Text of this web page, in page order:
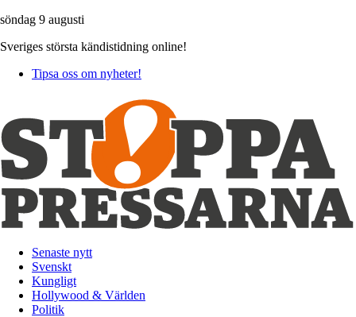
söndag 9 augusti
Sveriges största kändistidning online!
Tipsa oss om nyheter!
Senaste nytt
Svenskt
Kungligt
Hollywood & Världen
Politik